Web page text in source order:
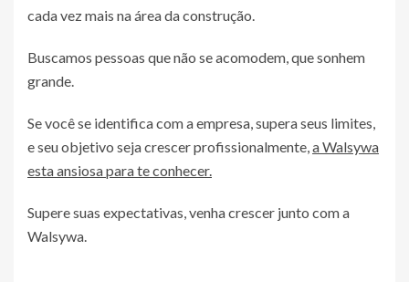
cada vez mais na área da construção.
Buscamos pessoas que não se acomodem, que sonhem
grande.
Se você se identifica com a empresa, supera seus limites,
e seu objetivo seja crescer profissionalmente,a Walsywa
esta ansiosa para te conhecer.
Supere suas expectativas, venha crescer junto com a
Walsywa.